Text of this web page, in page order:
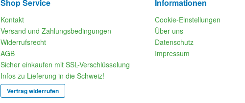
Shop Service
Kontakt
Versand und Zahlungsbedingungen
Widerrufsrecht
AGB
Sicher einkaufen mit SSL-Verschlüsselung
Infos zu Lieferung in die Schweiz!
Vertrag widerrufen
Informationen
Cookie-Einstellungen
Über uns
Datenschutz
Impressum